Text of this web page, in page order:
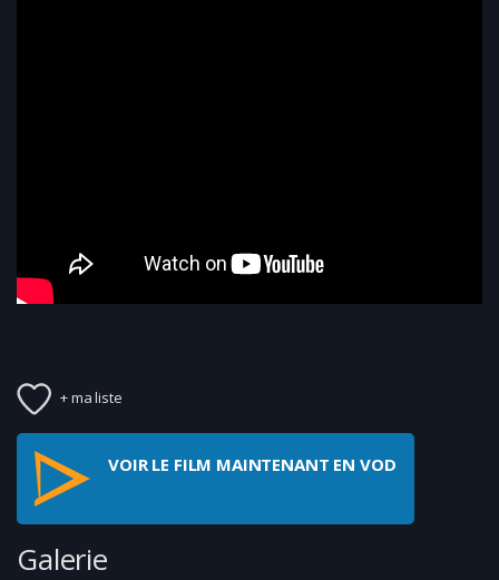
+ ma liste
VOIR LE FILM MAINTENANT EN VOD
Galerie